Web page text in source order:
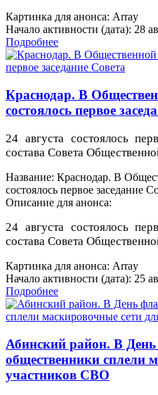
Картинка для анонса: Array
Начало активности (дата): 28
Подробнее
Краснодар. В
состоялось первое
24 августа состоялось
состава Совета
Название: Краснодар. В
состоялось первое заседание
Описание для анонса:
24 августа состоялось
состава Совета
Картинка для анонса: Array
Начало активности (дата): 25
Подробнее
Абинский район. В
общественники сплели
участников СВО